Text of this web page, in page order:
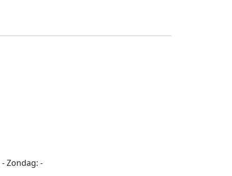
-Zondag: -